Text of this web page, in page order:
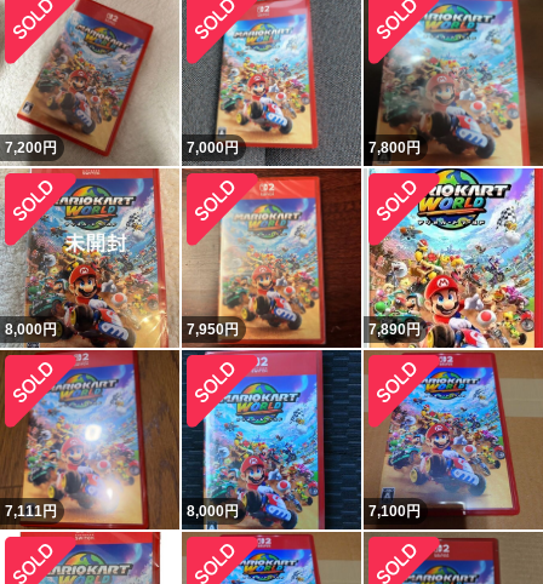
7,200円 7,000円 7,800円
8,000円 7,950円 7,890円
7,111円 8,000円 7,100円